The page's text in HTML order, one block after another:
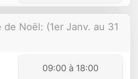
de Noël: (1er Janv. au 31
09:00 à 18:00